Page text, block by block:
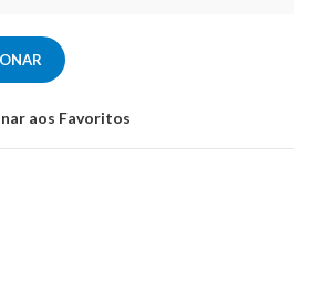
Cremona SVA 130 15"
aos Favoritos